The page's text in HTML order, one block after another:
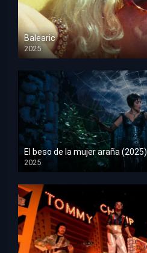
Balearic
2025
HD 1080p
El beso de la mujer araña (2025)
2025
HD 1080p